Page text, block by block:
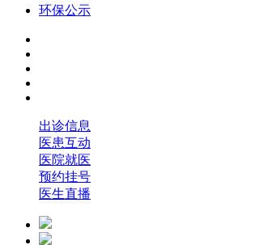
环保公示
出诊信息
医患互动
医院就医
预约挂号
医生直播